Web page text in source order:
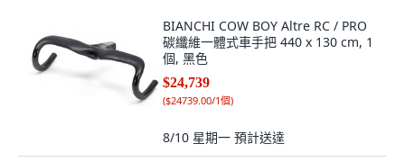
BIANCHI COW BOY Altre RC / PRO
碳纖維一體式車手把 440 x 130 cm, 1
個, 黑色
$24,739
($24739.00/1個)
8/10 星期一 預計送達